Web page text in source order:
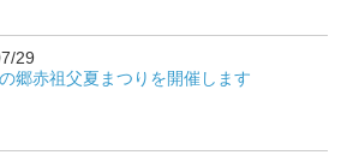
29
郷赤祖父夏まつりを開催します